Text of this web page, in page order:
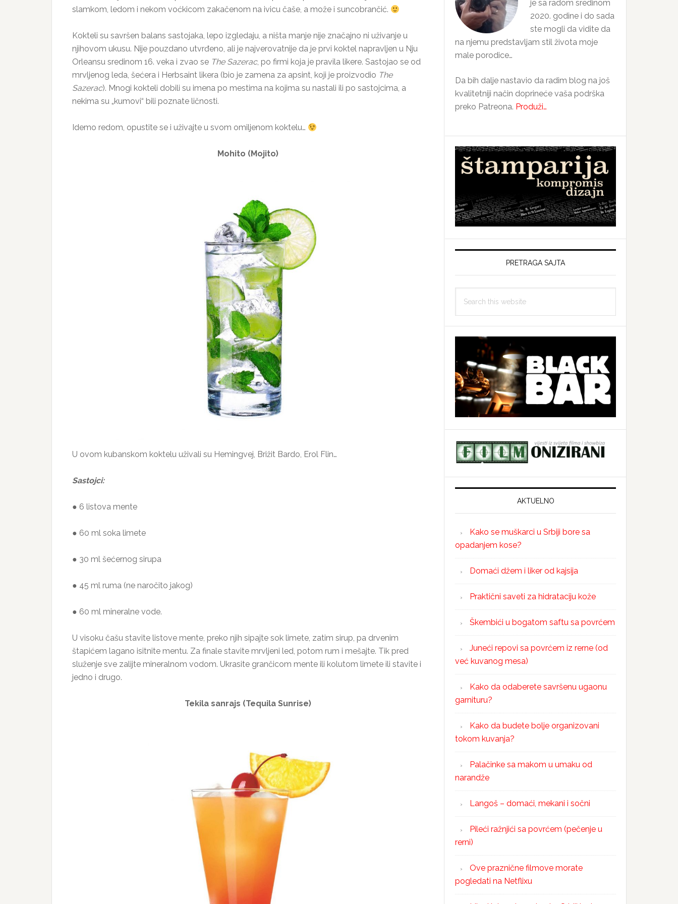
slamkom, ledom i nekom voćkicom zakačenom na ivicu čaše, a može i suncobrančić.
Kokteli su savršen balans sastojaka, lepo izgledaju, a ništa manje nije značajno ni uživanje u
njihovom ukusu. Nije pouzdano utvrđeno, ali je najverovatnije da je prvi koktel napravljen u Nju
Orleansu sredinom 16. veka i zvao se The Sazerac, po firmi koja je pravila likere. Sastojao se od
mrvljenog leda, šećera i Herbsaint likera (bio je zamena za apsint, koji je proizvodio The
Sazerac). Mnogi kokteli dobili su imena po mestima na kojima su nastali ili po sastojcima, a
nekima su „kumovi“ bili poznate ličnosti.
Idemo redom, opustite se i uživajte u svom omiljenom koktelu…
Mohito (Mojito)
U ovom kubanskom koktelu uživali su Hemingvej, Brižit Bardo, Erol Flin…
Sastojci:
● 6 listova mente
● 60 ml soka limete
● 30 ml šećernog sirupa
● 45 ml ruma (ne naročito jakog)
● 60 ml mineralne vode.
U visoku čašu stavite listove mente, preko njih sipajte sok limete, zatim sirup, pa drvenim
štapićem lagano isitnite mentu. Za finale stavite mrvljeni led, potom rum i mešajte. Tik pred
služenje sve zalijte mineralnom vodom. Ukrasite grančicom mente ili kolutom limete ili stavite i
jedno i drugo.
Tekila sanrajs (Tequila Sunrise)
je sa radom sredinom
2020. godine i do sada
ste mogli da vidite da
na njemu predstavljam stil života moje
male porodice…
Da bih dalje nastavio da radim blog na još
kvalitetniji način doprineće vaša podrška
preko Patreona. Produži…
PRETRAGA SAJTA
this
AKTUELNO
Kako se muškarci u Srbiji bore sa
opadanjem kose?
Domaći džem i liker od kajsija
Praktični saveti za hidrataciju kože
Škembići u bogatom saftu sa povrćem
Juneći repovi sa povrćem iz rerne (od
već kuvanog mesa)
Kako da odaberete savršenu ugaonu
garnituru?
Kako da budete bolje organizovani
tokom kuvanja?
Palačinke sa makom u umaku od
narandže
Langoš – domaći, mekani i sočni
Pileći ražnjići sa povrćem (pečenje u
rerni)
Ove praznične filmove morate
pogledati na Netflixu